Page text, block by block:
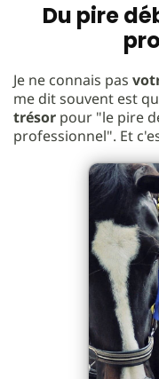
Du pire
Je ne connais pas
me dit souvent est
trésor pour "le pire
professionnel". Et